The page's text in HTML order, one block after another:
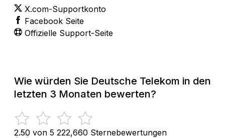
X.com-Supportkonto
Facebook Seite
Offizielle Support-Seite
Wie würden Sie Deutsche Telekom in den
letzten 3 Monaten bewerten?
2.50 von 5 222,660 Sternebewertungen